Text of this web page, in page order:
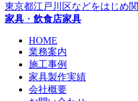
東京都江戸川区などをはじめ
家具 ・ 飲食店家具
HOME
業務案内
施工事例
家具製作実績
会社概要